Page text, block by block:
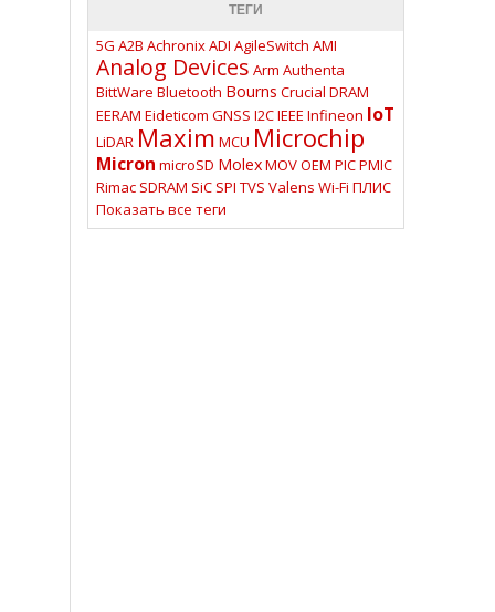
ТЕГИ
5G A2B AchronixADI AgileSwitch AMI
Analog Devices Arm Authenta
BittWare Bluetooth Bourns Crucial DRAM
EERAM Eideticom GNSS I2CIEEE Infineon IoT
LiDAR Maxim MCU Microchip
Micron microSD MolexMOVOEM PICPMIC
Rimac SDRAM SiC SPI TVS Valens Wi-Fi ПЛИС
Показать все теги